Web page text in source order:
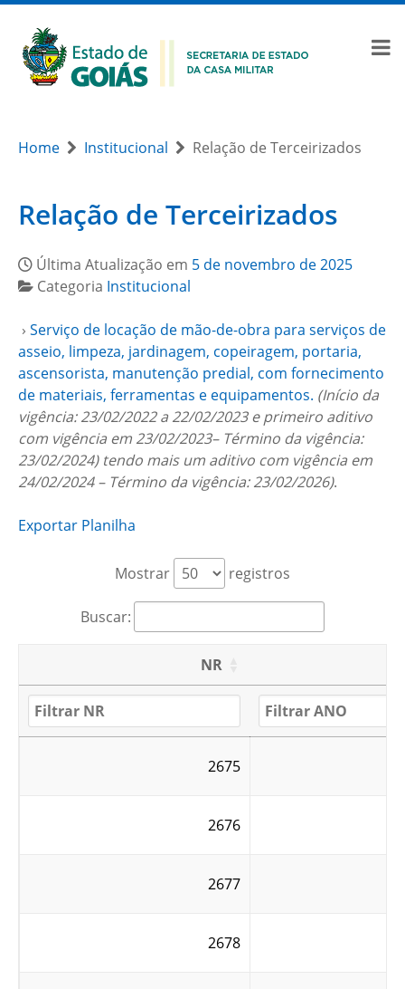
Home Institucional Relação de Terceirizados
Relação de Terceirizados
Última Atualização em 5 de novembro de 2025
Categoria Institucional
› Serviço de locação de mão-de-obra para serviços de
asseio, limpeza, jardinagem, copeiragem, portaria,
ascensorista, manutenção predial, com fornecimento
de materiais, ferramentas e equipamentos. (Início da
vigência: 23/02/2022 a 22/02/2023 e primeiro aditivo
com vigência em 23/02/2023– Término da vigência:
23/02/2024)tendo mais um aditivo com vigência em
24/02/2024 – Término da vigência:23/02/2026).
Exportar Planilha
Mostrar registros
Buscar:
NR
2675
2676
2677
2678